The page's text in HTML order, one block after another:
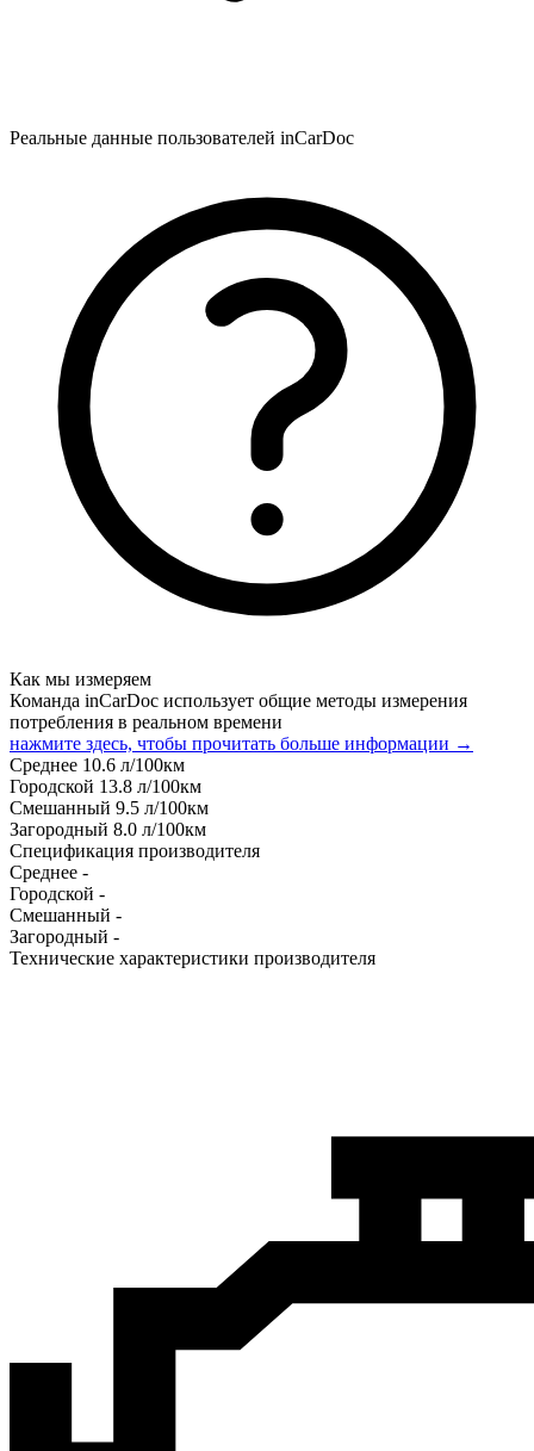
Реальные данные пользователей inCarDoc
Как мы измеряем
Команда inCarDoc использует общие методы измерения
потребления в реальном времени
нажмите здесь, чтобы прочитать больше информации →
Среднее 10.6 л/100км
Городской 13.8 л/100км
Смешанный 9.5 л/100км
Загородный 8.0 л/100км
Спецификация производителя
Среднее -
Городской -
Смешанный -
Загородный -
Технические характеристики производителя